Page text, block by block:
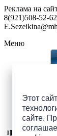
Этот
сайте.
Реклама на
8(921)508-52-
Меню
ПАИ в